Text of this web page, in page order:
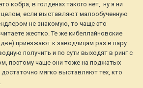
кобра, в голденах такого нет, ну я ни
целом, если выставляют малообученную
не знакомую, то чаще это
жестко. Те же кибеллайновские
приезжают к заводчицам раз в пару
получить и по сути выходят в ринг с
поэтому чаще они тоже на поджатых
достаточно мягко выставляют тех, кто